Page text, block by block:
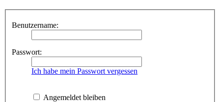
Benutzername:
Passwort:
Ich habe mein Passwort vergessen
Angemeldet bleiben